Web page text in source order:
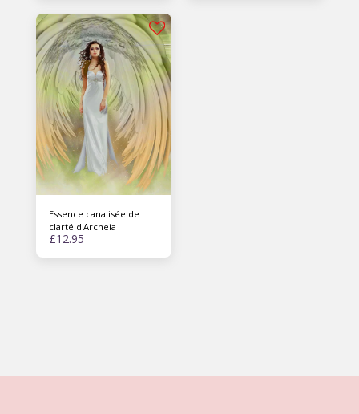
Essence canalisée de
clarté d'Archeia
£12.95